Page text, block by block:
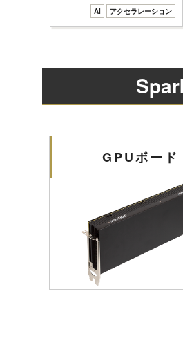
AI アクセラレーション
GPUボード